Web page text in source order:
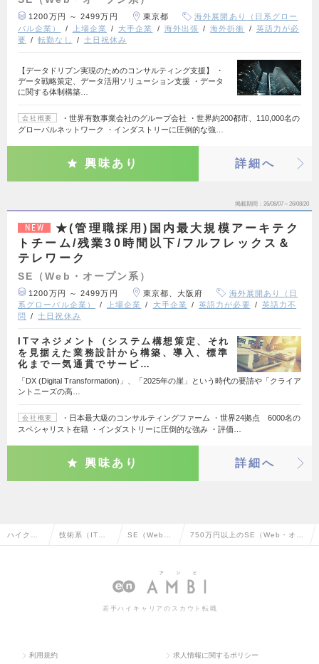
1200万円 ～ 2499万円 東京都
海外展開あり（日系グロー
バル企業）
上場企業 大手企業 海外出張 海外折衝
英語力が必
要
転勤なし 土日祝休み
【データドリブン実現のためのコンサルティング支援】 ・
データ戦略策定、データ活用ソリューション支援 ・データ
に関する体制構築…
会社概要
・世界有数事業会社のグループ会社 ・世界約200都市、110,000名の
グローバルネットワーク ・インダストリーに圧倒的な強…
興味あり 詳細へ
掲載期間 26/08/07～26/08/20
NEW
★(管理職採用)国内最大規模アーキテク
トチーム/残業30時間以下/フルフレックス＆
テレワーク
SE（Web・オープン系）
1200万円 ～ 2499万円 東京都、大阪府
海外展開あり（日
系グローバル企業）
上場企業 大手企業 英語力が必要
英語力不
問
土日祝休み
ITマネジメント（システム構想策定、それ
を見据えた業務設計から構築、導入、標準
化まで一気通貫でサービ…
「DX (Digital Transformation)」、「2025年の崖」という時代の要請や「クライア
ントニーズの高…
会社概要
・日本最大級のコンサルティングファーム ・世界24拠点 6000名の
スペシャリスト在籍 ・インダストリーに圧倒的な強み ・評価…
興味あり 詳細へ
ハイクラ 技術系（IT・ SE（Web・ 750万円以上のSE（Web・オー
若手ハイキャリアのスカウト転職
利用規約 求人情報に関するポリシー